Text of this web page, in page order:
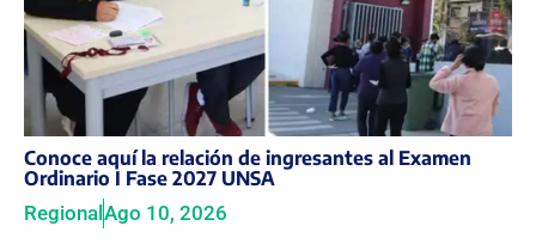
Conoce aquí la relación de ingresantes al Examen
Ordinario I Fase 2027 UNSA
Regional Ago 10, 2026